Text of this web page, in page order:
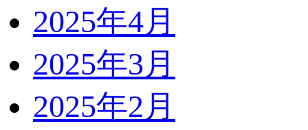
2025年4月
2025年3月
2025年2月